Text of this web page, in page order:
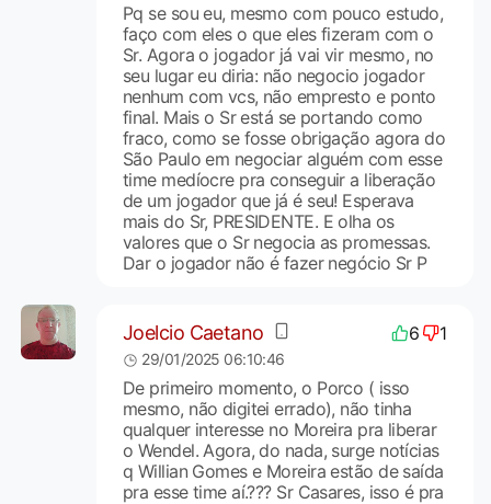
Pq se sou eu, mesmo com pouco estudo,
faço com eles o que eles fizeram com o
Sr. Agora o jogador já vai vir mesmo, no
seu lugar eu diria: não negocio jogador
nenhum com vcs, não empresto e ponto
final. Mais o Sr está se portando como
fraco, como se fosse obrigação agora do
São Paulo em negociar alguém com esse
time medíocre pra conseguir a liberação
de um jogador que já é seu! Esperava
mais do Sr, PRESIDENTE. E olha os
valores que o Sr negocia as promessas.
Dar o jogador não é fazer negócio Sr P
Joelcio Caetano 6 1
29/01/2025 06:10:46
De primeiro momento, o Porco ( isso
mesmo, não digitei errado), não tinha
qualquer interesse no Moreira pra liberar
o Wendel. Agora, do nada, surge notícias
q Willian Gomes e Moreira estão de saída
pra esse time aí.??? Sr Casares, isso é pra